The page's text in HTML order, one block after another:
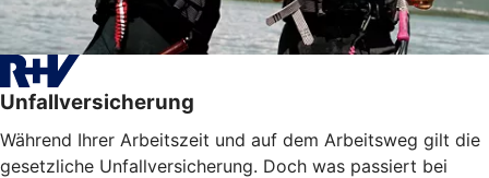
Unfallversicherung
Während Ihrer Arbeitszeit und auf dem Arbeitsweg gilt die
gesetzliche Unfallversicherung. Doch was passiert bei